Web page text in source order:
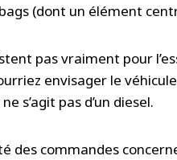
(dont un élément
pas vraiment pour
envisager le
s’agit pas d’un diesel.
des commandes